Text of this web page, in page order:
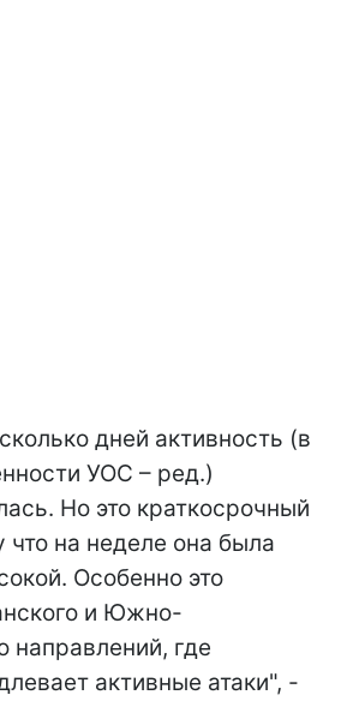
дней активность (в
УОС – ред.)
Но это краткосрочный
что на неделе она была
Особенно это
и Южно-
направлений, где
активные атаки", -